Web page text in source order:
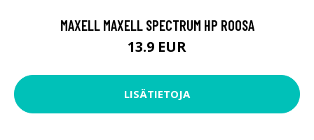
MAXELL MAXELL SPECTRUM HP ROOSA
13.9 EUR
LISÄTIETOJA